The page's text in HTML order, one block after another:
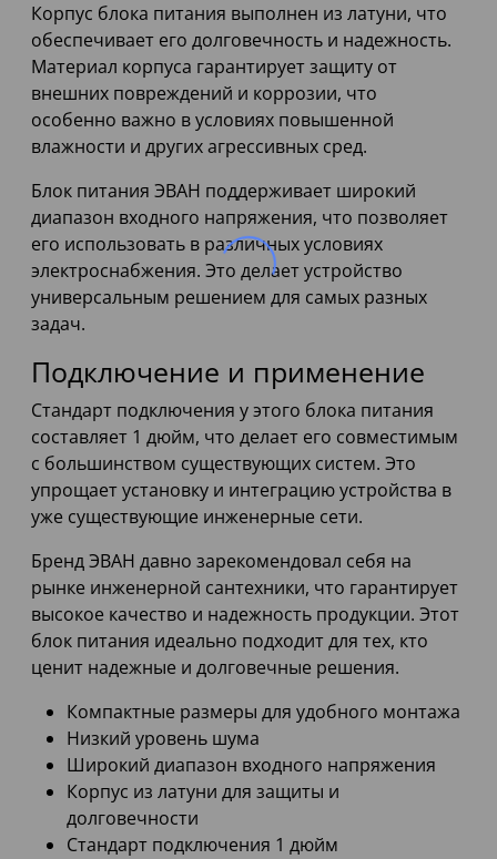
Корпус блока питания выполнен из латуни, что
обеспечивает его долговечность и надежность.
Материал корпуса гарантирует защиту от
внешних повреждений и коррозии, что
особенно важно в условиях повышенной
влажности и других агрессивных сред.
Блок питания ЭВАН поддерживает широкий
диапазон входного напряжения, что позволяет
его использовать в различных условиях
электроснабжения. Это делает устройство
универсальным решением для самых разных
задач.
Подключение и применение
Стандарт подключения у этого блока питания
составляет 1 дюйм, что делает его совместимым
с большинством существующих систем. Это
упрощает установку и интеграцию устройства в
уже существующие инженерные сети.
Бренд ЭВАН давно зарекомендовал себя на
рынке инженерной сантехники, что гарантирует
высокое качество и надежность продукции. Этот
блок питания идеально подходит для тех, кто
ценит надежные и долговечные решения.
Компактные размеры для удобного монтажа
Низкий уровень шума
Широкий диапазон входного напряжения
Корпус из латуни для защиты и
долговечности
Стандарт подключения 1 дюйм